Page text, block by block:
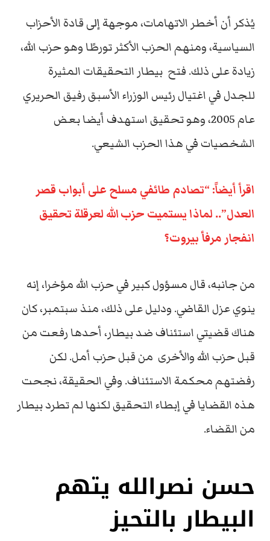
يُذكر أن أخطر الاتهامات، موجهة إلى قادة الأحزاب
السياسية، ومنهم الحزب الأكثر تورطًا وهو حزب الله،
زيادة على ذلك. فتح بيطار التحقيقات المثيرة
للجدل في اغتيال رئيس الوزراء الأسبق رفيق الحريري
عام 2005، وهو تحقيق استهدف أيضا بعض
الشخصيات في هذا الحزب الشيعي.
اقرأ أيضاً: “تصادم طائفي مسلح على أبواب قصر
العدل”.. لماذا يستميت حزب الله لعرقلة تحقيق
انفجار مرفأ بيروت؟
من جانبه، قال مسؤول كبير في حزب الله مؤخرا، إنه
ينوي عزل القاضي. ودليل على ذلك، منذ سبتمبر، كان
هناك قضيتي استئناف ضد بيطار، أحدها رفعت من
قبل حزب الله والأخرى من قبل حزب أمل. لكن
رفضتهم محكمة الاستئناف. وفي الحقيقة، نجحت
هذه القضايا في إبطاء التحقيق لكنها لم تطرد بيطار
من القضاء.
حسن نصرالله يتهم
البيطار بالتحيز